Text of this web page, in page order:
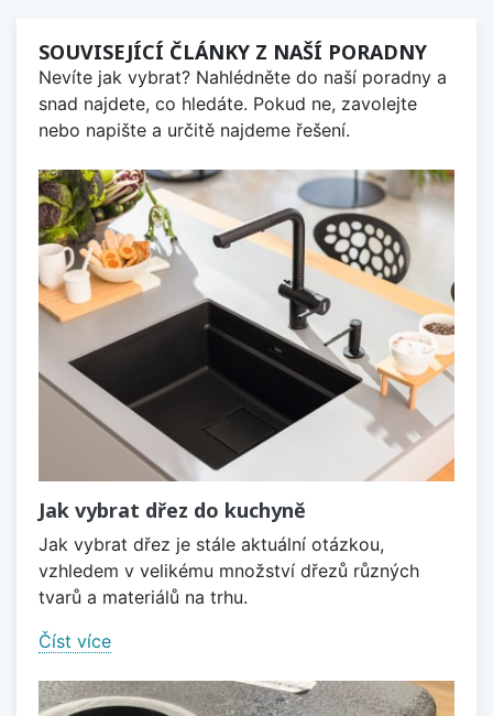
SOUVISEJÍCÍ ČLÁNKY Z NAŠÍ PORADNY
Nevíte jak vybrat? Nahlédněte do naší poradny a
snad najdete, co hledáte. Pokud ne, zavolejte
nebo napište a určitě najdeme řešení.
Jak vybrat dřez do kuchyně
Jak vybrat dřez je stále aktuální otázkou,
vzhledem v velikému množství dřezů různých
tvarů a materiálů na trhu.
Číst více